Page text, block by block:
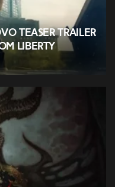
teaser trailer
Liberty